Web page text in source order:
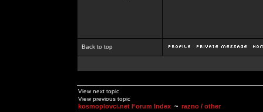
Back to top
View next topic
View previous topic
kosmoplovci.net Forum Index ~ razno / other